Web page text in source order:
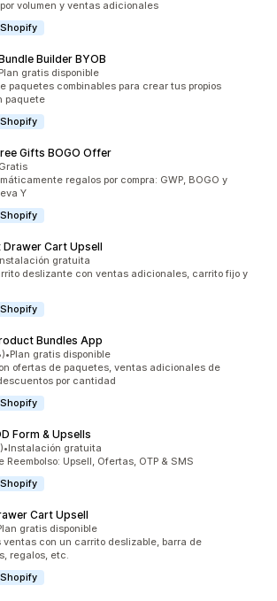
volumen y ventas adicionales
Builder BYOB
en total
Plan gratis disponible
paquetes combinables para crear tus propios
paquete
Gifts BOGO Offer
total
Gratis
regalos por compra: GWP, BOGO y
Y
Drawer Cart Upsell
total
gratuita
deslizante con ventas adicionales, carrito fijo y
Bundles App
en total
•Plan gratis disponible
ofertas de paquetes, ventas adicionales de
por cantidad
Form & Upsells
en total
•Instalación gratuita
Reembolso: Upsell, Ofertas, OTP & SMS
Cart Upsell
en totalgratis disponible
ventas con un carrito deslizable, barra de
regalos, etc.